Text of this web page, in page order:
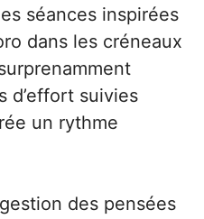
séances inspirées
dans les créneaux
d’effort suivies
un rythme
des pensées